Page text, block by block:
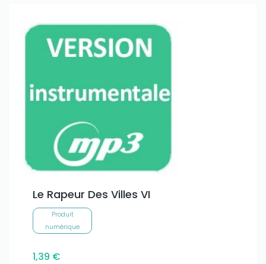
Le Rapeur Des Villes VI
Produit
numérique
1,39 €